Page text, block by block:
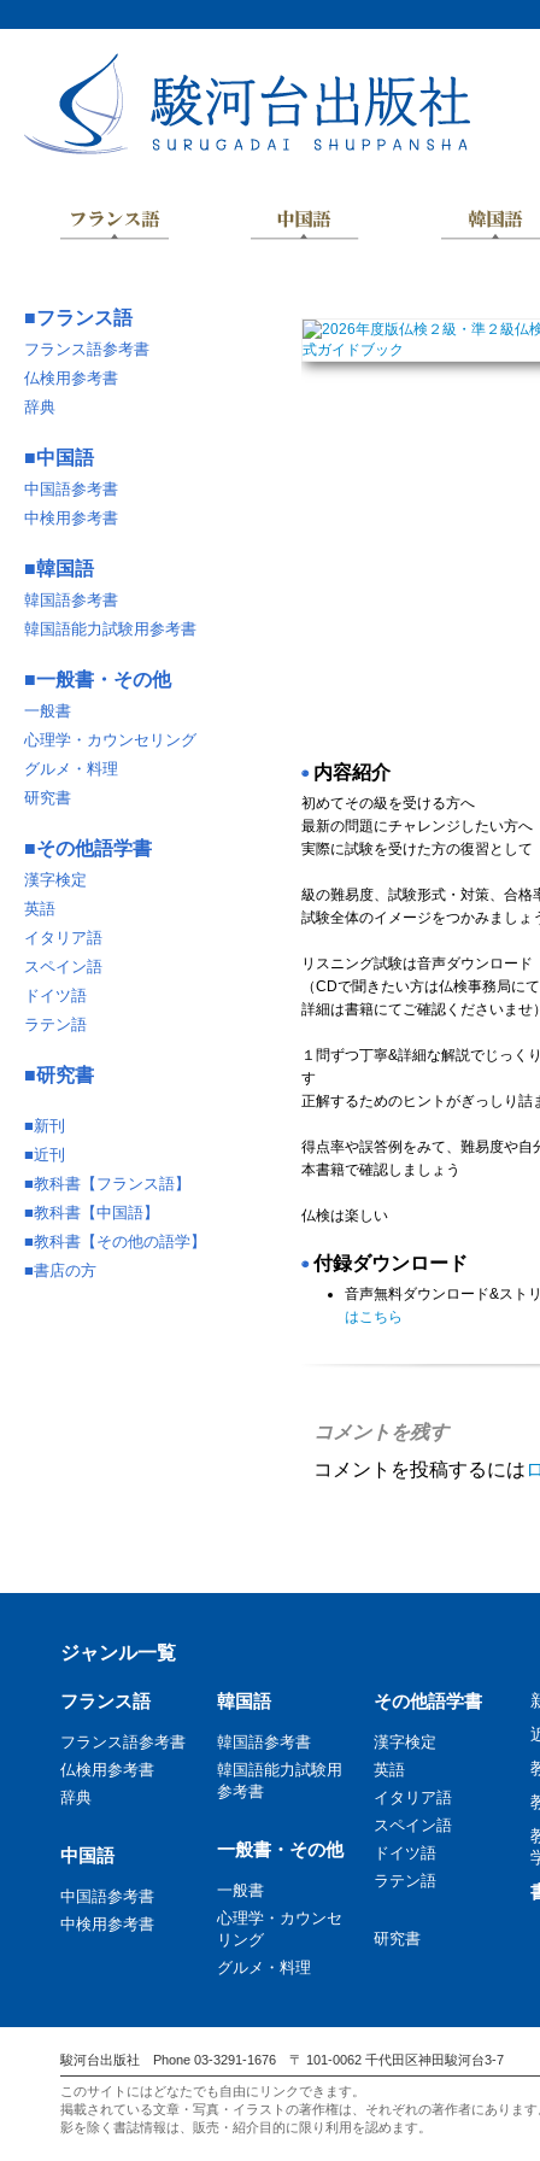
◉ 内容紹介
初めてその級を受ける方へ
最新の問題にチャレンジしたい方へ
実際に試験を受けた方の復習として
級の難易度、試験形式・対策、合格
試験全体のイメージをつかみましょ
リスニング試験は音声ダウンロード
（CDで聞きたい方は仏検事務局に
詳細は書籍にてご確認くださいませ
１問ずつ丁寧&詳細な解説でじっく
す
正解するためのヒントがぎっしり詰
得点率や誤答例をみて、難易度や自
本書籍で確認しましょう
仏検は楽しい
◉ 付録ダウンロード
音声無料ダウンロード&スト
はこちら
コメントを残す
コメントを投稿するには
■フランス語
フランス語参考書
仏検用参考書
辞典
■中国語
中国語参考書
中検用参考書
■韓国語
韓国語参考書
韓国語能力試験用参考書
■一般書・その他
一般書
心理学・カウンセリング
グルメ・料理
研究書
■その他語学書
漢字検定
英語
イタリア語
スペイン語
ドイツ語
ラテン語
■研究書
■新刊
■近刊
■教科書【フランス語】
■教科書【中国語】
■教科書【その他の語学】
■書店の方
ジャンル一覧
フランス語
フランス語参考書
仏検用参考書
辞典
中国語
中国語参考書
中検用参考書
韓国語
韓国語参考書
韓国語能力試験用
参考書
一般書・その他
一般書
心理学・カウンセ
リング
グルメ・料理
その他語学書
漢字検定
英語
イタリア語
スペイン語
ドイツ語
ラテン語
研究書
駿河台出版社 Phone 03-3291-1676 〒 101-0062 千代田区神田駿河台3-7
このサイトにはどなたでも自由にリンクできます。
掲載されている文章・写真・イラストの著作権は、それぞれの著作者にありま
影を除く書誌情報は、販売・紹介目的に限り利用を認めます。